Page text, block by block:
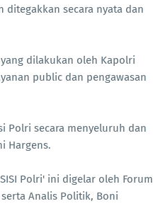
secara nyata dan
dilakukan oleh Kapolri
public dan pengawasan
Polri secara menyeluruh dan
Hargens.
Polri' ini digelar oleh Forum
Analis Politik, Boni